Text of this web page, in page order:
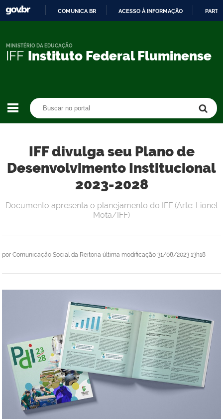
CONTEÚDO
COMUNICA BR ACESSO À INFORMAÇÃO
IFF Instituto Federal Fluminense
MINISTÉRIO DA EDUCAÇÃO
IFF divulga seu Plano de
Desenvolvimento Institucional
2023-2028
por Comunicação Social da Reitoria última modificação 31/08/2023 13h18
Documento apresenta o planejamento do IFF (Arte: Lionel
Mota/IFF)